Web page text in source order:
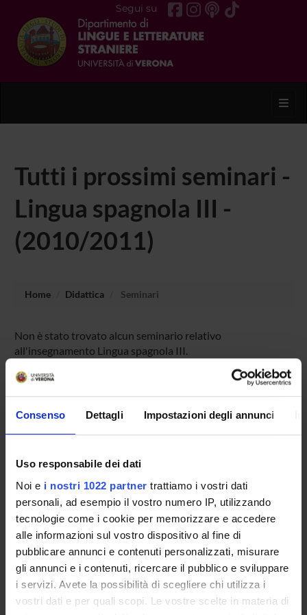
Consenso Dettagli Impostazioni degli annunci
Uso responsabile dei dati
Noi e i nostri 1022 partner trattiamo i vostri dati
personali, ad esempio il vostro numero IP, utilizzando
tecnologie come i cookie per memorizzare e accedere
alle informazioni sul vostro dispositivo al fine di
pubblicare annunci e contenuti personalizzati, misurare
gli annunci e i contenuti, ricercare il pubblico e sviluppare
i servizi. Avete la possibilità di scegliere chi utilizza i
vostri dati e per quali scopi. Le vostre scelte in materia di
Segui su
Tutti i prossimi seminari -
Lingua spagnola III -
(2010/2011)
Home Didattica Seminari
Non è stato trovato alcun seminario relativo
all'insegnamento Lingua spagnola III.
OFFERTA FORMATIVA
DOTTORATI DI RICERCA E FORMAZIONE
SUPERIORE
Contatti
Persone
Luoghi
Calendario